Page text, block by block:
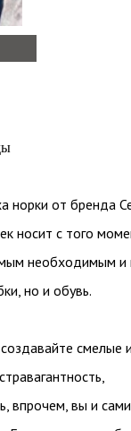
норки от бренда
носит с того
необходимым и
но и обувь.
создавайте смелые
впрочем, вы и